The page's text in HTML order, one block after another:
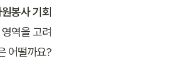
봉사 기회
역을 고려
어떨까요?